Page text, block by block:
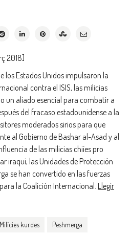
2018]
los Estados Unidos impulsaron la
contra el ISIS, las milicias
un aliado esencial para combatir a
del fracaso estadounidense a la
moderados sirios para que
al Gobierno de Bashar al-Asad y al
de las milicias chiíes pro
iraquí, las Unidades de Protección
se han convertido en las fuerzas
la Coalición Internacional. Llegir
Milícies kurdes Peshmerga